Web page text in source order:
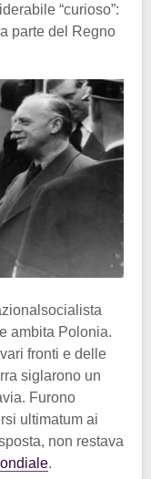
“curioso”:
parte del Regno
ambita Polonia.
fronti e delle
siglarono un
Furono
ultimatum ai
non restava
.